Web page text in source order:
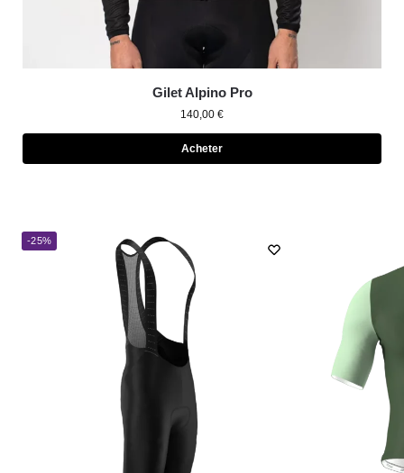
Gilet Alpino Pro
140,00 €
Acheter
-25%